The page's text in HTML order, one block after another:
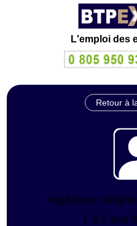
L'emploi des
Retour à
Ingénieur
1 à 3 ans